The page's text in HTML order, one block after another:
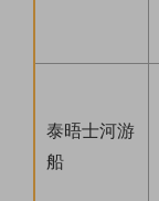
泰晤士河游
船